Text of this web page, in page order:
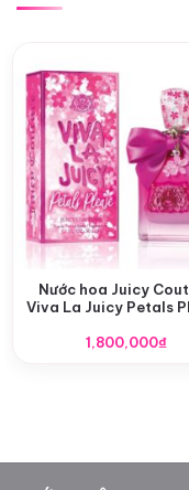
Nước hoa Juicy
Viva La Juicy Petals
1,800,000₫